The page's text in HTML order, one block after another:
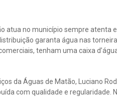
atua no município sempre atenta
garanta água nas
tenham uma caixa
da Águas de Matão, Luciano
com qualidade e regularidade.